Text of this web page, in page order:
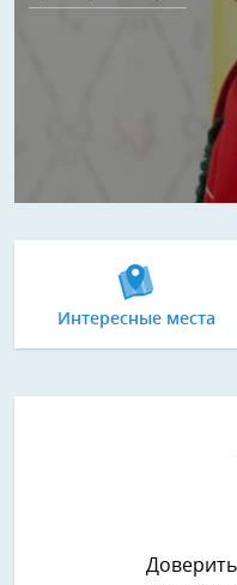
Интересные места